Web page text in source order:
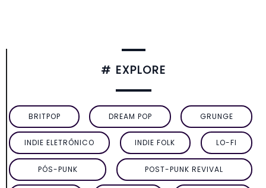
# EXPLORE
BRITPOP DREAM POP GRUNGE
INDIE ELETRÔNICO INDIE FOLK LO-FI
PÓS-PUNK POST-PUNK REVIVAL